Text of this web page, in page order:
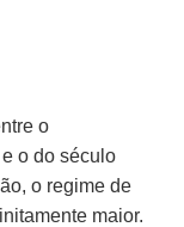
o
o do século
o regime de
maior.